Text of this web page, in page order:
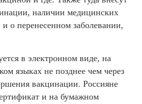
наличии медицинских
о перенесенном заболевании,
в электронном виде, на
языках не позднее чем через
вакцинации. Россияне
и на бумажном